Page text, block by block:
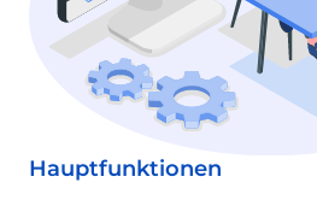
Hauptfunktionen